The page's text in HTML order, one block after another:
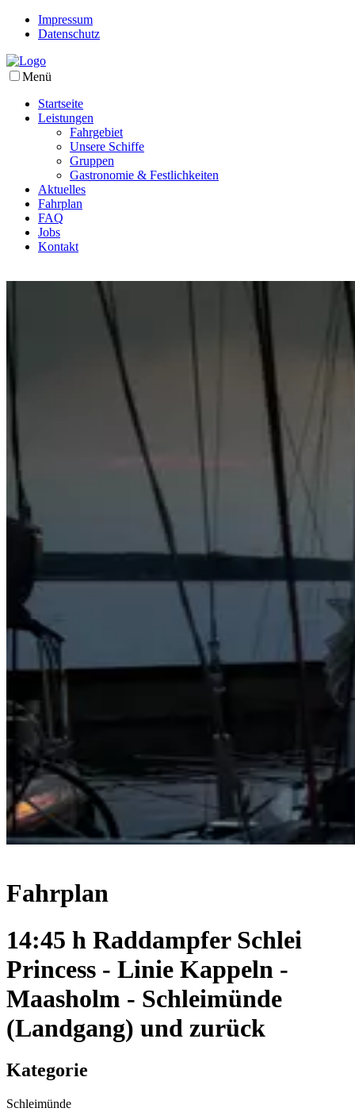
Impressum
Datenschutz
Menü
Startseite
Leistungen
Fahrgebiet
Unsere Schiffe
Gruppen
Gastronomie & Festlichkeiten
Aktuelles
Fahrplan
FAQ
Jobs
Kontakt
Fahrplan
14:45 h Raddampfer Schlei
Princess - Linie Kappeln -
Maasholm - Schleimünde
(Landgang) und zurück
Kategorie
Schleimünde